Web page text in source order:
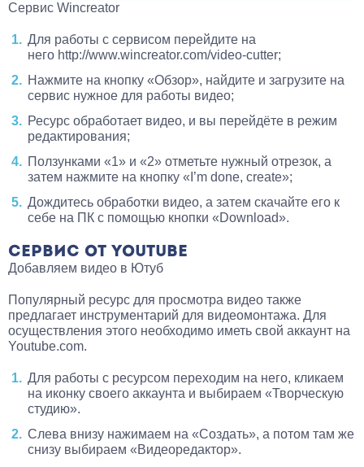
Сервис Wincreator
Для работы с сервисом перейдите на
него http://www.wincreator.com/video-cutter;
Нажмите на кнопку «Обзор», найдите и загрузите на
сервис нужное для работы видео;
Ресурс обработает видео, и вы перейдёте в режим
редактирования;
Ползунками «1» и «2» отметьте нужный отрезок, а
затем нажмите на кнопку «I’m done, create»;
Дождитесь обработки видео, а затем скачайте его к
себе на ПК с помощью кнопки «Download».
СЕРВИС ОТ YOUTUBE
Добавляем видео в Ютуб
Популярный ресурс для просмотра видео также
предлагает инструментарий для видеомонтажа. Для
осуществления этого необходимо иметь свой аккаунт на
Youtube.com.
Для работы с ресурсом переходим на него, кликаем
на иконку своего аккаунта и выбираем «Творческую
студию».
Слева внизу нажимаем на «Создать», а потом там же
снизу выбираем «Видеоредактор».